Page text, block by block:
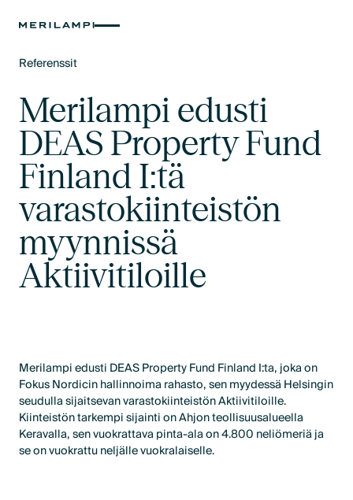
Referenssit
Merilampi edusti
DEAS Property Fund
Finland I:tä
varastokiinteistön
myynnissä
Aktiivitiloille
Merilampi edusti DEAS Property Fund Finland I:ta, joka on
Fokus Nordicin hallinnoima rahasto, sen myydessä Helsingin
seudulla sijaitsevan varastokiinteistön Aktiivitiloille.
Kiinteistön tarkempi sijainti on Ahjon teollisuusalueella
Keravalla, sen vuokrattava pinta-ala on 4.800 neliömeriä ja
se on vuokrattu neljälle vuokralaiselle.